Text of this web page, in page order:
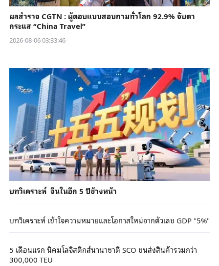
ผลสำรวจ CGTN : ผู้ตอบแบบสอบถามทั่วโลก 92.9% จับตา
กระแส “China Travel”
2026-08-06 03:33:46
บทวิเคราะห์ จีนในอีก 5 ปีข้างหน้า
บทวิเคราะห์ เข้าใจความหมายและโอกาสใหม่จากตัวเลข GDP "5%"
5 เดือนแรก นิคมโลจิสติกส์นานาชาติ SCO ขนส่งสินค้ารวมกว่า
300,000 TEU